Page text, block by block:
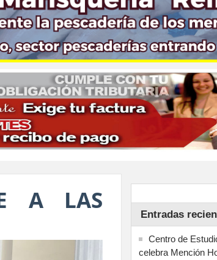
A LAS
Entradas
Centro de
celebra Mención